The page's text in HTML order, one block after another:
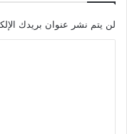
لن يتم نشر عنوان بريدك